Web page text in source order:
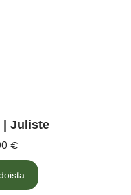
| Juliste
€